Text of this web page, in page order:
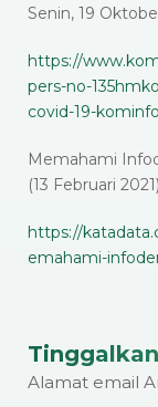
Senin, 19
https://
pers-no-
covid-19-
Memahami
(13 Februari 2021)
https://
emahami-
Alamat email